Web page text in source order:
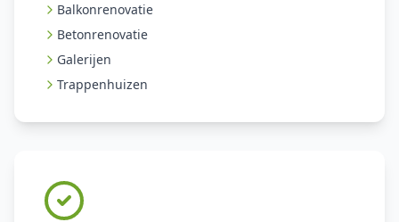
Balkonrenovatie
Betonrenovatie
Galerijen
Trappenhuizen